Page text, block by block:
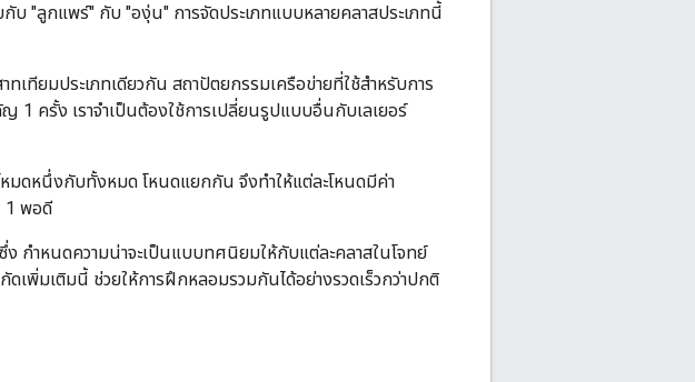
กับ "ลูกแพร์" กับ "องุ่น" การจัดประเภทแบบหลายคลาสประเภทนี้
ทเทียมประเภทเดียวกัน สถาปัตยกรรมเครือข่ายที่ใช้สำหรับการ
ครั้ง เราจำเป็นต้องใช้การเปลี่ยนรูปแบบอื่นกับเลเยอร์
หมดหนึ่งกับทั้งหมด โหนดแยกกัน จึงทำให้แต่ละโหนดมีค่า
1 พอดี
ง กำหนดความน่าจะเป็นแบบทศนิยมให้กับแต่ละคลาสในโจทย์
เพิ่มเติมนี้ ช่วยให้การฝึกหลอมรวมกันได้อย่างรวดเร็วกว่าปกติ